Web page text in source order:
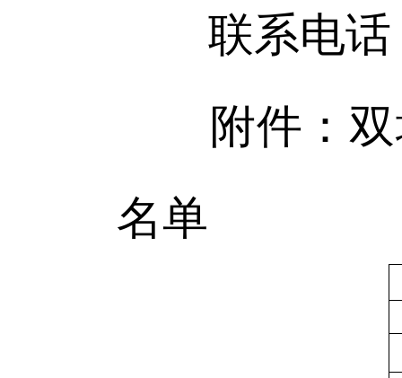
联系电话
附件：双
名单